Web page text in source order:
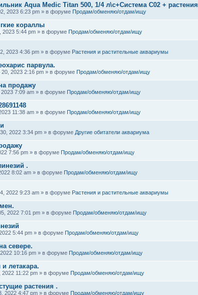
Aqua Medic Titan 500, 1/4 л\с+Система С02 + растения
2023 6:23 pm » в форуме Продам/обменяю/отдам/ищу
кораллы
2023 5:44 pm » в форуме Продам/обменяю/отдам/ищу
2023 4:36 pm » в форуме Растения и растительные аквариумы
парвула.
2023 2:16 pm » в форуме Продам/обменяю/отдам/ищу
продажу
7:09 am » в форуме Продам/обменяю/отдам/ищу
11:38 am » в форуме Продам/обменяю/отдам/ищу
2022 3:34 pm » в форуме Другие обитатели аквариума
7:56 pm » в форуме Продам/обменяю/отдам/ищу
.
8:02 am » в форуме Продам/обменяю/отдам/ищу
2022 9:23 am » в форуме Растения и растительные аквариумы
2022 7:01 pm » в форуме Продам/обменяю/отдам/ищу
5:44 pm » в форуме Продам/обменяю/отдам/ищу
севере.
10:16 pm » в форуме Продам/обменяю/отдам/ищу
летакара.
2022 11:22 pm » в форуме Продам/обменяю/отдам/ищу
растения .
2022 4:47 pm » в форуме Продам/обменяю/отдам/ищу